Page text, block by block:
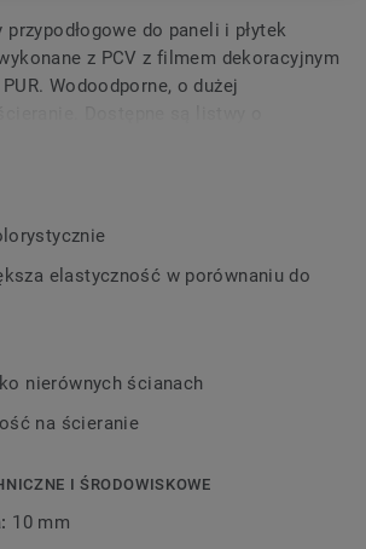
do paneli i płytek
z PCV z filmem dekoracyjnym
Wodoodporne, o dużej
2,02 m, w kolorach
listwy przypodłogowe są
podłogami LVT Tarkett (Glue-
Lay).
elastyczność w porównaniu do
nierównych ścianach
na ścieranie
I ŚRODOWISKOWE
10 mm